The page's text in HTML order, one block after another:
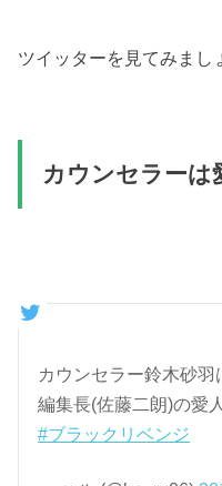
ツイッターを見てみまし
カウンセラーは
カウンセラー鈴木砂羽
編集長(佐藤二朗)の愛
#ブラックリベンジ